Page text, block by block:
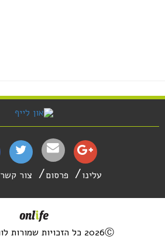
עלינו פרסום צור קשר
2026Ⓒ כל הזכויות שמורות לוומן נט בע"מ